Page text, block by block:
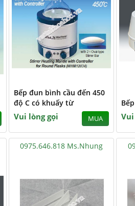
Bếp đun bình cầu đến 450
độ C có khuấy từ
Vui lòng gọi MUA
0975.646.818 Ms.Nhung